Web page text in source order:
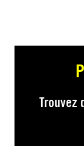
Trouvez